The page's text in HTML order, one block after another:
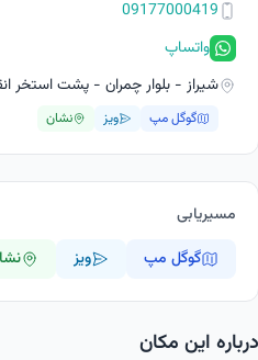
09177000419
واتساپ
شیراز - بلوار چمران - پشت استخر
گوگل مپ ویز نشان
مسیریابی
گوگل مپ
ویز
درباره این مکان